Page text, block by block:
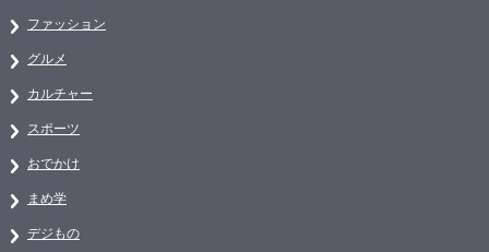
ファッション
グルメ
カルチャー
スポーツ
おでかけ
まめ学
デジもの